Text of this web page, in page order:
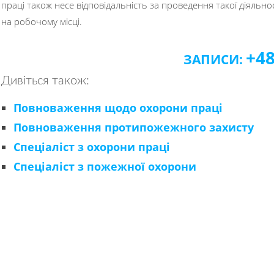
праці також несе відповідальність за проведення такої
на робочому місці.
ЗАПИСИ:
Дивіться також:
Повноваження щодо охорони праці
Повноваження протипожежного захисту
Спеціаліст з охорони праці
Спеціаліст з пожежної охорони